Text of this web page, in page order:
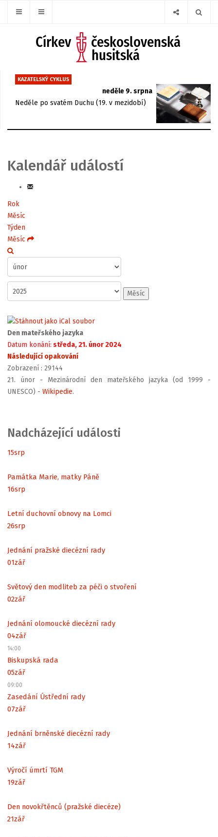
KAZATELSKÝ CYKLUS
neděle 9. srpna
Neděle po svatém Duchu (19. v mezidobí)
Kalendář událostí
Rok
Měsíc
Týden
Měsíc
Měsíc
Den mateřského jazyka
Datum konání: středa, 21. únor 2024
Následující opakování
Zobrazení : 29144
21. únor - Mezinárodní den mateřského jazyka (od 1999 -
UNESCO) - Wikipedie.
Nadcházející události
15srp
Památka Marie, matky Páně
16srp
Letní duchovní obnovy na Lomci
26srp
Jednání pražské diecézní rady
01zář
Světový den modliteb za péči o stvoření
02zář
Jednání olomoucké diecézní rady
04zář
14:00
Biskupská rada
05zář
09:00
Zasedání Ústřední rady
07zář
Jednání brněnské diecézní rady
14zář
Výročí úmrtí TGM
19zář
Den novokřtěnců (pražské diecéze)
21zář